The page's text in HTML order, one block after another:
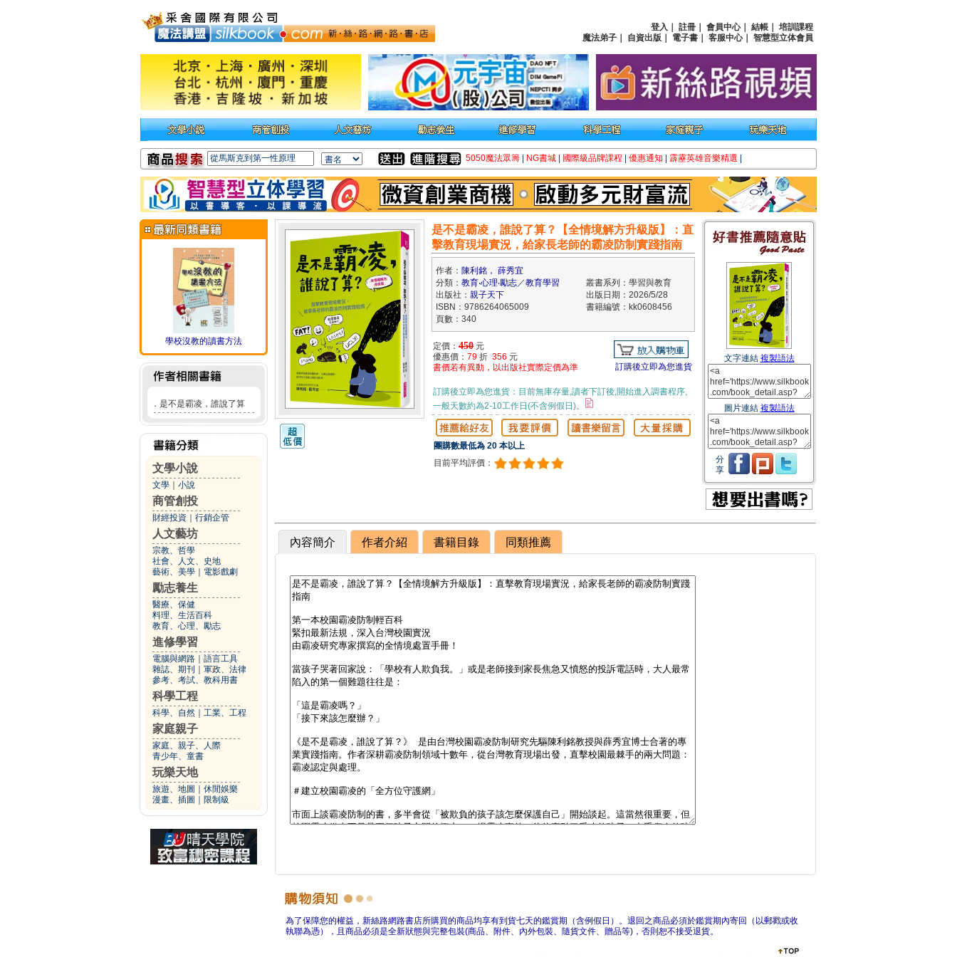
登入 註冊 會員中心｜ 結帳
培訓課程
魔法弟子
自資出版 電子書 客服中心｜ 智慧型立体會員
5050魔法眾籌 NG書城 國際級品牌課程 優惠通知 霹靂英雄音樂精選
學校沒教的讀書方法
． 是不是霸凌，誰說了算
文學小說
文學 小說
商管創投
財經投資 行銷企管
人文藝坊
宗教、哲學
社會、人文、史地
藝術、美學
電影戲劇
勵志養生
醫療、保健
料理、生活百科
教育、心理、勵志
進修學習
電腦與網路
語言工具
雜誌、期刊
軍政、法律
參考、考試、教科用書
科學工程
科學、自然 工業、工程
家庭親子
家庭、親子、人際
青少年、童書
玩樂天地
旅遊、地圖
休閒娛樂
漫畫、插圖
限制級
是不是霸凌，誰說了算？【全情境解方升級版】：直
擊教育現場實況，給家長老師的霸凌防制實踐指南
作者： 陳利銘， 薛秀宜
分類： 教育‧心理‧勵志／教育學習
叢書系列：學習與教育
出版社： 親子天下
出版日期：2026/5/28
ISBN：9786264065009
書籍編號：kk0608456
頁數：340
定價： 450 元
優惠價： 79 折 356 元
書價若有異動，以出版社實際定價為準
訂購後立即為您進貨
訂購後立即為您進貨：目前無庫存量,讀者下訂後,開始進入調書程序,
一般天數約為2-10工作日(不含例假日)。
團購數最低為 20 本以上
目前平均評價：
文字連結 複製語法
圖片連結 複製語法
分
享
內容簡介 作者介紹 書籍目錄 同類推薦
為了保障您的權益，新絲路網路書店所購買的商品均享有到貨七天的鑑賞期（含例假日）。退回之商品必須於鑑賞期內寄回（以郵戳或收
執聯為憑），且商品必須是全新狀態與完整包裝(商品、附件、內外包裝、隨貨文件、贈品等)，否則恕不接受退貨。